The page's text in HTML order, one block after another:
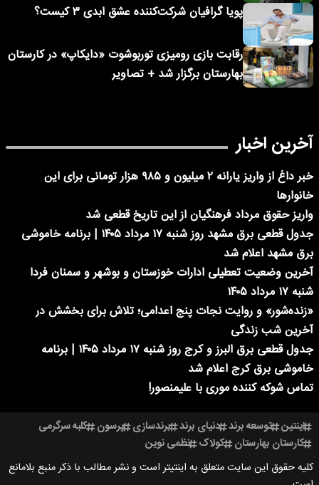
پویا گرافیان شرکت‌کننده عشق ابدی ۳ کیست؟
رقابت بازی رومیزی توربوشوت «دایکاپ» در کارستان
بهارستان برگزار شد + تصاویر
آخرین اخبار
خبر داغ از واریز یارانه ۲ میلیون و ۹۸۵ هزار تومانی برای این
خانوارها
واریز حقوق مرداد فرهنگیان از این تاریخ قطعی شد
جدول قطعی برق مشهد روز شنبه ۱۷ مرداد ۱۴۰۵ | برنامه خاموشی
برق مشهد اعلام شد
آخرین وضعیت تعطیلی ادارات خوزستان و بوشهر و سمنان فردا
شنبه ۱۷ مرداد ۱۴۰۵
«زنده‌شور» و روایت نجات پنج اعدامی؛ تلاش برای بخشش در
آخرین شب زندگی
جدول قطعی برق البرز و کرج روز شنبه ۱۷ مرداد ۱۴۰۵ | برنامه
خاموشی برق کرج اعلام شد
تماس شوکه کننده موری با علیمنصور!
اینتین توسعه برند دنیای برند برندسازی پرسون کلبه سرگرمی
کارستان بهارستان کولاک نظمی نوین
کلیه حقوق این سایت متعلق به اینتیتر است و نشر مطالب با ذکر منبع بلامانع